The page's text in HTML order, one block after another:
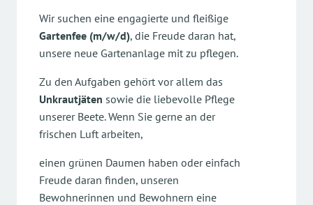
Wir suchen eine engagierte und fleißige
Gartenfee (m/w/d), die Freude daran hat,
unsere neue Gartenanlage mit zu pflegen.
Zu den Aufgaben gehört vor allem das
Unkrautjäten sowie die liebevolle Pflege
unserer Beete. Wenn Sie gerne an der
frischen Luft arbeiten,
einen grünen Daumen haben oder einfach
Freude daran finden, unseren
Bewohnerinnen und Bewohnern eine